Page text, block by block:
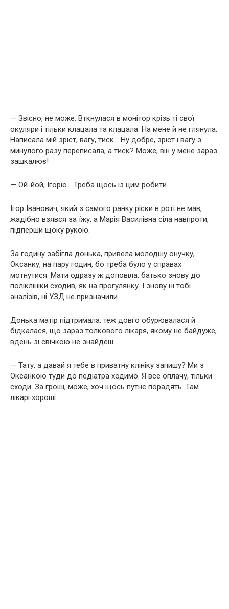
— Звісно, не може. Вткнулася в монітор крізь ті свої
окуляри і тільки клацала та клацала. На мене й не глянула.
Написала мій зріст, вагу, тиск… Ну добре, зріст і вагу з
минулого разу переписала, а тиск? Може, він у мене зараз
зашкалює!
— Ой-йой, Ігорю… Треба щось із цим робити.
Ігор Іванович, який з самого ранку ріски в роті не мав,
жадібно взявся за їжу, а Марія Василівна сіла навпроти,
підперши щоку рукою.
За годину забігла донька, привела молодшу онучку,
Оксанку, на пару годин, бо треба було у справах
мотнутися. Мати одразу ж доповіла: батько знову до
поліклініки сходив, як на прогулянку. І знову ні тобі
аналізів, ні УЗД не призначили.
Донька матір підтримала: теж довго обурювалася й
бідкалася, що зараз толкового лікаря, якому не байдуже,
вдень зі свічкою не знайдеш.
— Тату, а давай я тебе в приватну клініку запишу? Ми з
Оксанкою туди до педіатра ходимо. Я все оплачу, тільки
сходи. За гроші, може, хоч щось путнє порадять. Там
лікарі хороші.